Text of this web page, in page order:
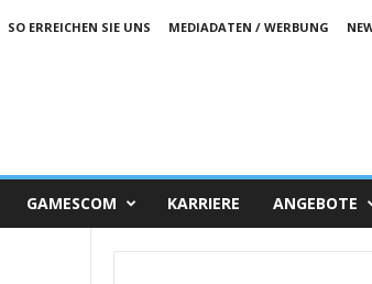
SO ERREICHEN SIE UNS MEDIADATEN / WERBUNG
GAMESCOM KARRIERE ANGEBOTE